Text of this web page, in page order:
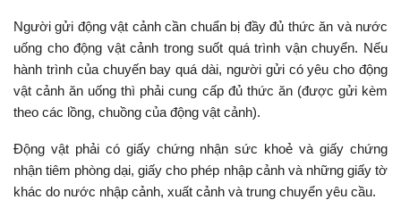
Người gửi động vật cảnh cần chuẩn bị đầy đủ thức ăn và nước
uống cho động vật cảnh trong suốt quá trình vận chuyển. Nếu
hành trình của chuyến bay quá dài, người gửi có yêu cho động
vật cảnh ăn uống thì phải cung cấp đủ thức ăn (được gửi kèm
theo các lồng, chuồng của động vật cảnh).
Động vật phải có giấy chứng nhận sức khoẻ và giấy chứng
nhận tiêm phòng dại, giấy cho phép nhập cảnh và những giấy tờ
khác do nước nhập cảnh, xuất cảnh và trung chuyển yêu cầu.